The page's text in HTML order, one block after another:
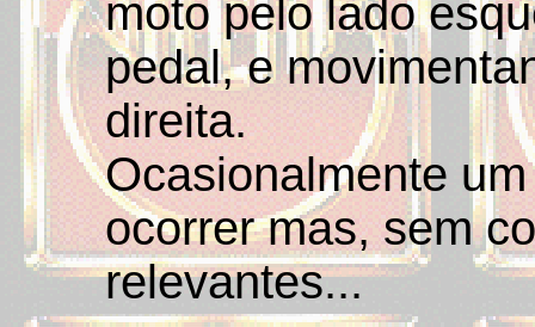
moto pelo lado
pedal, e
direita.
Ocasionalmente
ocorrer mas, sem
relevantes...